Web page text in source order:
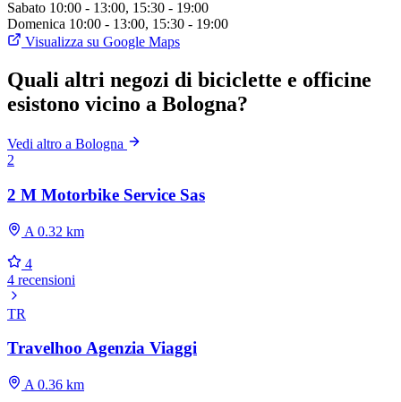
Sabato 10:00 - 13:00, 15:30 - 19:00
Domenica 10:00 - 13:00, 15:30 - 19:00
Visualizza su Google Maps
Quali altri negozi di biciclette e officine
esistono vicino a Bologna?
Vedi altro a Bologna
2
2 M Motorbike Service Sas
A 0.32 km
4
4 recensioni
TR
Travelhoo Agenzia Viaggi
A 0.36 km